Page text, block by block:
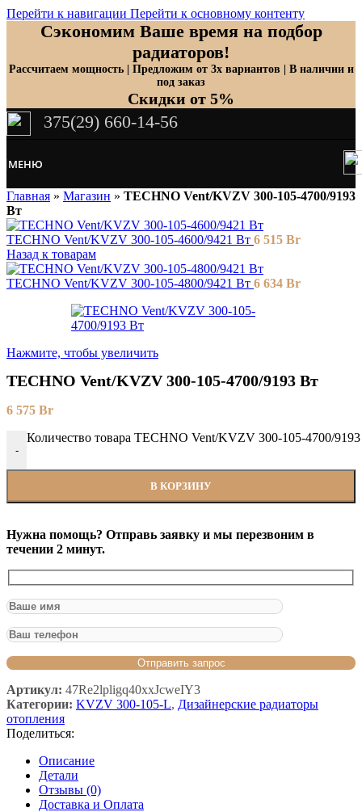
Перейти к навигации Перейти к основному контенту
Сэкономим Ваше время на подбор
радиаторов!
Рассчитаем мощность | Предложим от 3х вариантов | В наличии и
под заказ
Скидки от 5%
375(29) 660-14-56
МЕНЮ
Главная » Магазин » TECHNO Vent/KVZV 300-105-4700/9193
Вт
TECHNO Vent/KVZV 300-105-4600/9421 Вт 6 515 Br
Назад к товарам
TECHNO Vent/KVZV 300-105-4800/9421 Вт 6 634 Br
Нажмите, чтобы увеличить
TECHNO Vent/KVZV 300-105-4700/9193 Вт
6 575 Br
-
Количество товара TECHNO Vent/KVZV 300-105-4700/
В КОРЗИНУ
Нужна помощь? Отправь заявку и мы перезвоним в
течении 2 минут.
Артикул: 47Re2lpligq40xxJcweIY3
Категории: KVZV 300-105-L, Дизайнерские радиаторы
отопления
Поделиться:
Описание
Детали
Отзывы (0)
Доставка и Оплата